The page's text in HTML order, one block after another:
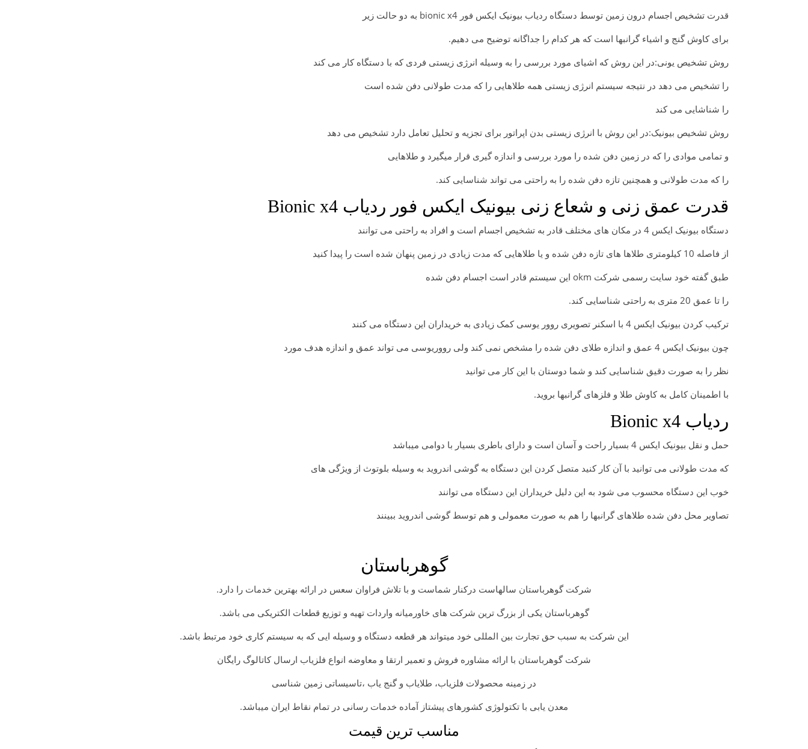
قدرت تشخیص اجسام درون زمین توسط دستگاه ردیاب بیونیک ایکس فور bionic x4 به دو حالت زیر
برای کاوش گنج و اشیاء گرانبها است که هر کدام را جداگانه توضیح می دهیم.
روش تشخیص یونی:در این روش که اشیای مورد بررسی را به وسیله انرژی زیستی فردی که با دستگاه کار می کند
را تشخیص می دهد در نتیجه سیستم انرژی زیستی همه طلاهایی را که مدت طولانی دفن شده است
را شناشایی می کند
روش تشخیص بیونیک:در این روش با انرژی زیستی بدن اپراتور برای تجزیه و تحلیل تعامل دارد تشخیص می دهد
و تمامی موادی را که در زمین دفن شده را مورد بررسی و اندازه گیری قرار میگیرد و طلاهایی
را که مدت طولانی و همچنین تازه دفن شده را به راحتی می تواند شناسایی کند.
قدرت عمق زنی و شعاع زنی بیونیک ایکس فور ردیاب Bionic x4
دستگاه بیونیک ایکس 4 در مکان های مختلف قادر به تشخیص اجسام است و افراد به راحتی می توانند
از فاصله 10 کیلومتری طلاها های تازه دفن شده و یا طلاهایی که مدت زیادی در زمین پنهان شده است را پیدا کنید
طبق گفته خود سایت رسمی شرکت okm این سیستم قادر است اجسام دفن شده
را تا عمق 20 متری به راحتی شناسایی کند.
ترکیب کردن بیونیک ایکس 4 با اسکنر تصویری روور یوسی کمک زیادی به خریداران این دستگاه می کنند
چون بیونیک ایکس 4 عمق و اندازه طلای دفن شده را مشخص نمی کند ولی رووریوسی می تواند عمق و اندازه هدف مورد
نظر را به صورت دقیق شناسایی کند و شما دوستان با این کار می توانید
با اطمینان کامل به کاوش طلا و فلزهای گرانبها بروید.
ردیاب Bionic x4
حمل و نقل بیونیک ایکس 4 بسیار راحت و آسان است و دارای باطری بسیار با دوامی میباشد
که مدت طولانی می توانید با آن کار کنید متصل کردن این دستگاه به گوشی اندروید به وسیله بلوتوث از ویژگی های
خوب این دستگاه محسوب می شود به این دلیل خریداران این دستگاه می توانند
تصاویر محل دفن شده طلاهای گرانبها را هم به صورت معمولی و هم توسط گوشی اندروید ببینند
گوهرباستان
شرکت گوهرباستان سالهاست درکنار شماست و با تلاش فراوان سعس در ارائه بهترین خدمات را دارد.
گوهرباستان یکی از بزرگ ترین شرکت های خاورمیانه واردات تهیه و توزیع قطعات الکتریکی می باشد.
این شرکت به سبب حق تجارت بین المللی خود میتواند هر قطعه دستگاه و وسیله ایی که به سیستم کاری خود مرتبط باشد.
شرکت گوهرباستان با ارائه مشاوره فروش و تعمیر ارتقا و معاوضه انواع فلزیاب ارسال کاتالوگ رایگان
در زمینه محصولات فلزیاب، طلایاب و گنج یاب ،تاسیساتی زمین شناسی
معدن یابی با تکتولوژی کشورهای پیشتاز آماده خدمات رسانی در تمام نقاط ایران میباشد.
مناسب ترین قیمت